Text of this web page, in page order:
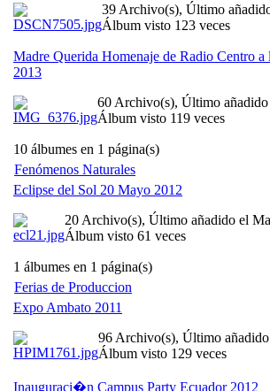
39 Archivo(s), Último
Álbum visto 123 veces
Madre Querida Homenaje de Radio Centro a
2013
60 Archivo(s), Último
Álbum visto 119 veces
10 álbumes en 1 página(s)
Fenómenos Naturales
Eclipse del Sol 20 Mayo 2012
20 Archivo(s), Último añadido el
Álbum visto 61 veces
1 álbumes en 1 página(s)
Ferias de Produccion
Expo Ambato 2011
96 Archivo(s), Último
Álbum visto 129 veces
Inauguraci�n Campus Party Ecuador 2012